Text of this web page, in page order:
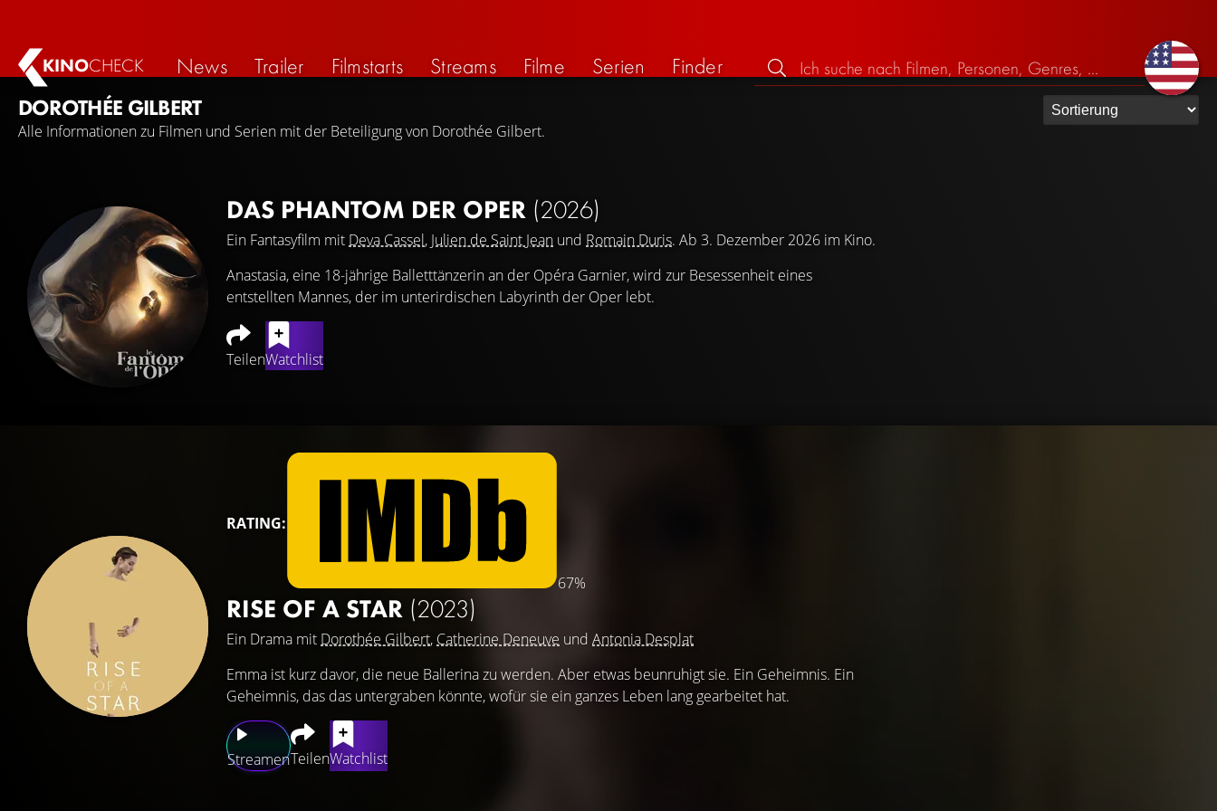
KINOCHECK News Trailer Filmstarts Streams Filme Serien
Finder
DOROTHÉE GILBERT
Alle Informationen zu Filmen und Serien mit der Beteiligung von Dorothée Gilbert.
DAS PHANTOM DER OPER (2026)
Ein Fantasyfilm mit Deva Cassel, Julien de Saint Jean und Romain Duris. Ab 3. Dezember 2026 im Kino.
TeilenWatchlist
Anastasia, eine 18-jährige Balletttänzerin an der Opéra Garnier, wird zur Besessenheit eines
entstellten Mannes, der im unterirdischen Labyrinth der Oper lebt.
RATING:
67%
RISE OF A STAR (2023)
Ein Drama mit Dorothée Gilbert, Catherine Deneuve und Antonia Desplat
StreamenTeilenWatchlist
Emma ist kurz davor, die neue Ballerina zu werden. Aber etwas beunruhigt sie. Ein Geheimnis. Ein
Geheimnis, das das untergraben könnte, wofür sie ein ganzes Leben lang gearbeitet hat.